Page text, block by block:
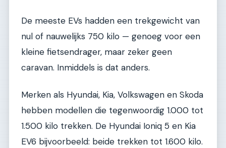
De meeste EVs hadden een trekgewicht van
nul of nauwelijks 750 kilo — genoeg voor een
kleine fietsendrager, maar zeker geen
caravan. Inmiddels is dat anders.
Merken als Hyundai, Kia, Volkswagen en Skoda
hebben modellen die tegenwoordig 1.000 tot
1.500 kilo trekken. De Hyundai Ioniq 5 en Kia
EV6 bijvoorbeeld: beide trekken tot 1.600 kilo.